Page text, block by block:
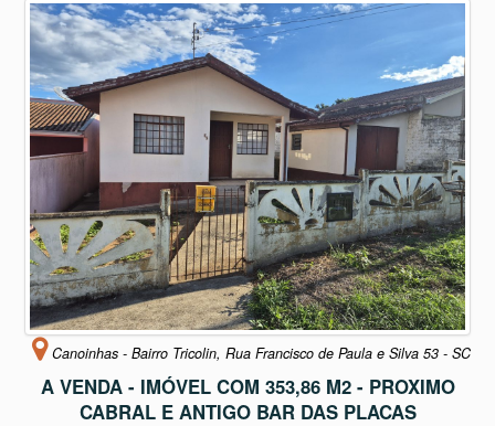
Canoinhas - Bairro Tricolin, Rua Francisco de Paula e Silva 53 - SC
A VENDA - IMÓVEL COM 353,86 M2 - PROXIMO
CABRAL E ANTIGO BAR DAS PLACAS